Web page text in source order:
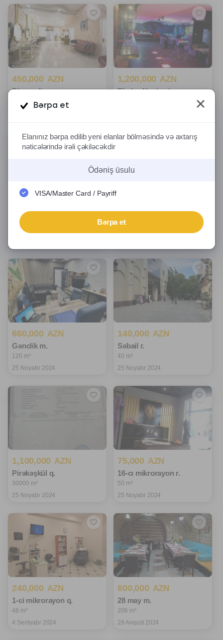
450,000 AZN
Binəqədi r.
100 m²
1,200,000 AZN
Elmlər Akademiyası m.
7-ci mikrorayon q.
70 m²
Pirəkəşkül q.
660,000 AZN
Gənclik m.
120 m²
25 Noyabr 2024
140,000 AZN
Səbail r.
40 m²
25 Noyabr 2024
1,100,000 AZN
Pirəkəşkül q.
30000 m²
25 Noyabr 2024
75,000 AZN
16-cı mikrorayon r.
50 m²
25 Noyabr 2024
240,000 AZN
1-ci mikrorayon q.
48 m²
4 Sentyabr 2024
600,000 AZN
28 may m.
206 m²
29 Avqust 2024
Bərpa et
Elanınız bərpa edilib yeni elanlar bölməsində və axtarış
nəticələrində irəli çəkiləcəkdir
Ödəniş üsulu
VISA/Master Card / Payriff
Bərpa et